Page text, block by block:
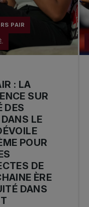
PAIR
: LA
SUR
DES
LE
POUR
DE
ÈRE
DANS